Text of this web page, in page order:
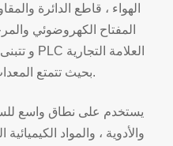
الهواء ، قاطع الدائرة
Taiwan Delta ، بحيث تتمتع المعدات بموثوقية عالية.
والأدوية ، والمواد